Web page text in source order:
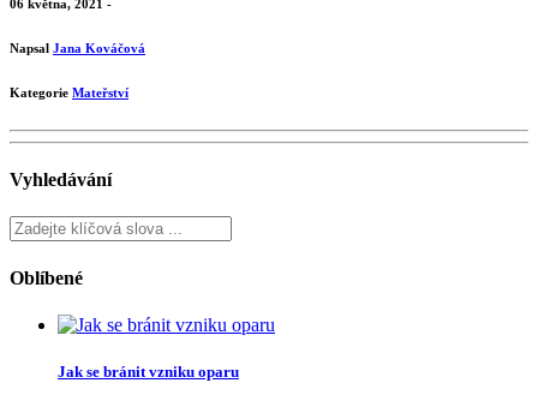
06 května, 2021 -
Napsal Jana Kováčová
Kategorie Mateřství
Vyhledávání
Oblíbené
Jak se bránit vzniku oparu